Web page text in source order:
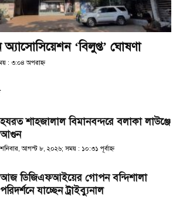
অ্যাসোসিয়েশন ‘বিলুপ্ত’ ঘোষণা
: ৩:০৪ অপরাহ্ণ
হযরত শাহজালাল বিমানবন্দরে বলাকা লাউঞ্জে
আগুন
শনিবার, আগস্ট ৮, ২০২৬; সময় : ১০:৩১ পূর্বাহ্ণ
আজ ডিজিএফআইয়ের গোপন বন্দিশালা
পরিদর্শনে যাচ্ছেন ট্রাইব্যুনাল